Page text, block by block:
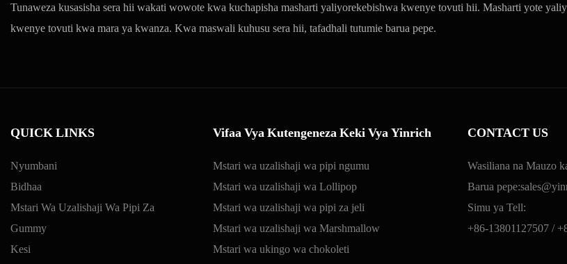
Tunaweza kusasisha sera hii wakati wowote kwa kuchapisha masharti yaliyorekebishwa kwenye tovuti hii. Masharti yote
kwenye tovuti kwa mara ya kwanza. Kwa maswali kuhusu sera hii, tafadhali tutumie barua pepe.
QUICK LINKS
Nyumbani
Bidhaa
Mstari Wa Uzalishaji Wa Pipi Za
Gummy
Kesi
Vifaa Vya Kutengeneza Keki Vya Yinrich
Mstari wa uzalishaji wa pipi ngumu
Mstari wa uzalishaji wa Lollipop
Mstari wa uzalishaji wa pipi za jeli
Mstari wa uzalishaji wa Marshmallow
Mstari wa ukingo wa chokoleti
CONTACT US
Wasiliana na Mauzo
Barua pepe:
Simu ya Tell:
+86-13801127507 /